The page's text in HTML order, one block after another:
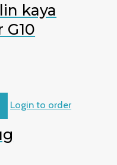
kaya
Login to order